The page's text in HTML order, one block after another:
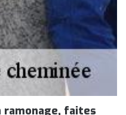
ramonage, faites